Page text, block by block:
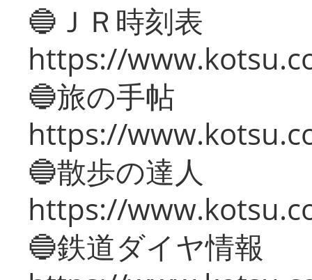
🔵ＪＲ時刻表
https://
🔵旅の手帖
https://
🔵散歩の達人
https://
🔵鉄道ダイヤ情報